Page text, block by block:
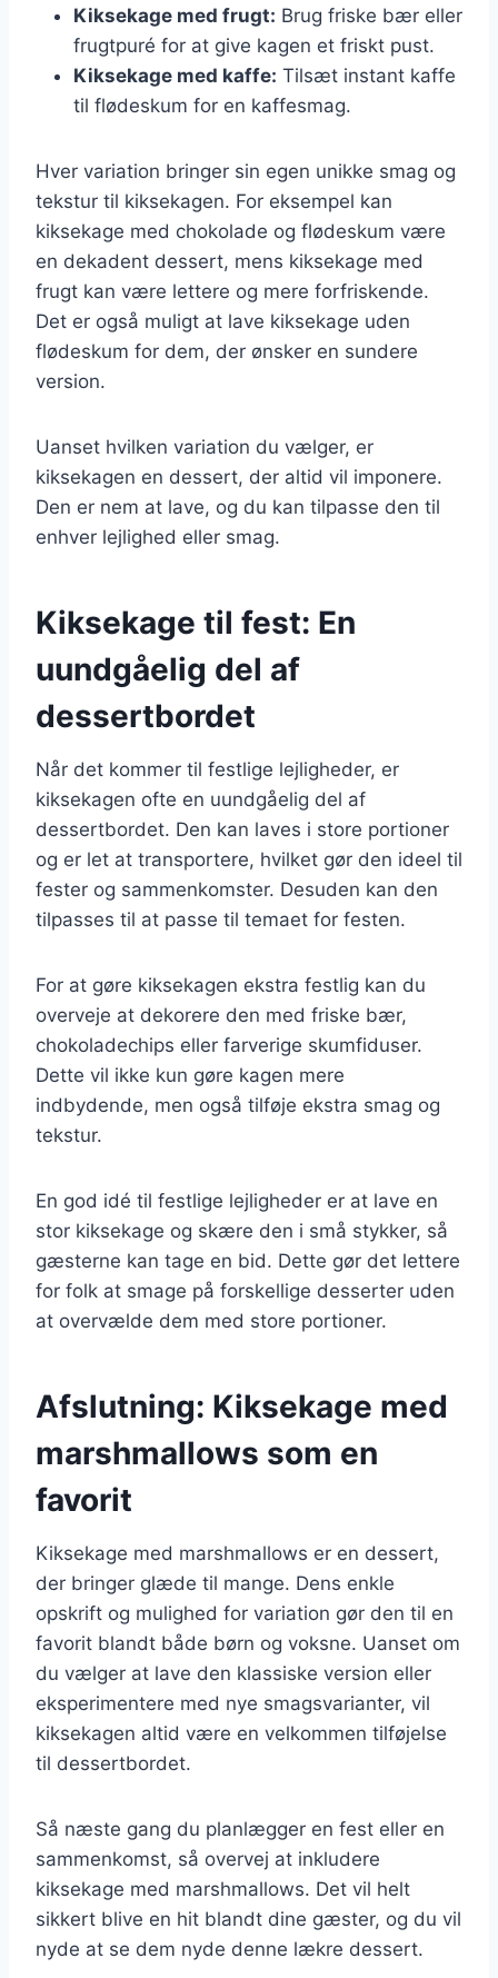
Kiksekage med frugt: Brug friske bær eller
frugtpuré for at give kagen et friskt pust.
Kiksekage med kaffe: Tilsæt instant kaffe
til flødeskum for en kaffesmag.
Hver variation bringer sin egen unikke smag og
tekstur til kiksekagen. For eksempel kan
kiksekage med chokolade og flødeskum være
en dekadent dessert, mens kiksekage med
frugt kan være lettere og mere forfriskende.
Det er også muligt at lave kiksekage uden
flødeskum for dem, der ønsker en sundere
version.
Uanset hvilken variation du vælger, er
kiksekagen en dessert, der altid vil imponere.
Den er nem at lave, og du kan tilpasse den til
enhver lejlighed eller smag.
Kiksekage til fest: En
uundgåelig del af
dessertbordet
Når det kommer til festlige lejligheder, er
kiksekagen ofte en uundgåelig del af
dessertbordet. Den kan laves i store portioner
og er let at transportere, hvilket gør den ideel til
fester og sammenkomster. Desuden kan den
tilpasses til at passe til temaet for festen.
For at gøre kiksekagen ekstra festlig kan du
overveje at dekorere den med friske bær,
chokoladechips eller farverige skumfiduser.
Dette vil ikke kun gøre kagen mere
indbydende, men også tilføje ekstra smag og
tekstur.
En god idé til festlige lejligheder er at lave en
stor kiksekage og skære den i små stykker, så
gæsterne kan tage en bid. Dette gør det lettere
for folk at smage på forskellige desserter uden
at overvælde dem med store portioner.
Afslutning: Kiksekage med
marshmallows som en
favorit
Kiksekage med marshmallows er en dessert,
der bringer glæde til mange. Dens enkle
opskrift og mulighed for variation gør den til en
favorit blandt både børn og voksne. Uanset om
du vælger at lave den klassiske version eller
eksperimentere med nye smagsvarianter, vil
kiksekagen altid være en velkommen tilføjelse
til dessertbordet.
Så næste gang du planlægger en fest eller en
sammenkomst, så overvej at inkludere
kiksekage med marshmallows. Det vil helt
sikkert blive en hit blandt dine gæster, og du vil
nyde at se dem nyde denne lækre dessert.